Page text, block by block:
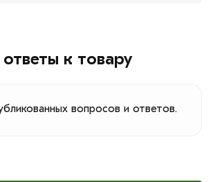
к товару
вопросов и ответов.